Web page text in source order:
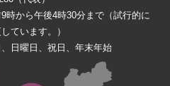
時から午後4時30分まで（試行的に
ています。）
日曜日、祝日、年末年始